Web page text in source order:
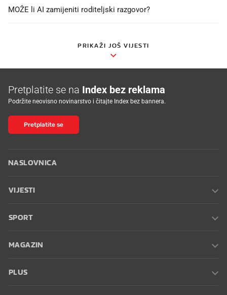
MOŽE li AI zamijeniti roditeljski razgovor?
PRIKAŽI JOŠ VIJESTI
Pretplatite se na Index bez reklama
Podržite neovisno novinarstvo i čitajte Index bez bannera.
Pretplatite se
NASLOVNICA
VIJESTI
SPORT
MAGAZIN
PLUS